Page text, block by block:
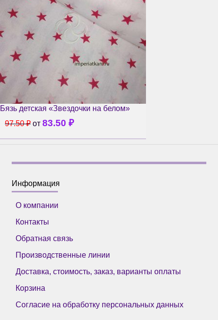
Бязь детская «Звездочки на белом»
97.50₽ от 83.50 ₽
Информация
О компании
Контакты
Обратная связь
Производственные линии
Доставка, стоимость, заказ, варианты оплаты
Корзина
Согласие на обработку персональных данных